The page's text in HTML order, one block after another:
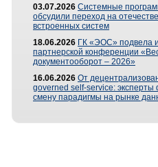
03.07.2026 Системные
обсудили переход на
встроенных систем
18.06.2026 ГК «ЭОС» подвела
партнерской конференции
документооборот – 2026»
16.06.2026 От
governed self-service: эксперты
смену парадигмы на рынке